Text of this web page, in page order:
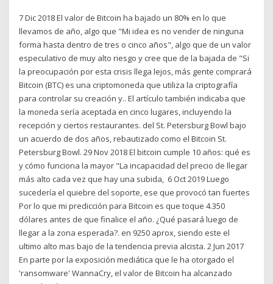
7 Dic 2018 El valor de Bitcoin ha bajado un 80% en lo que
llevamos de año, algo que "Mi idea es no vender de ninguna
forma hasta dentro de tres o cinco años", algo que de un valor
especulativo de muy alto riesgo y cree que de la bajada de "Si
la preocupación por esta crisis llega lejos, más gente comprará
Bitcoin (BTC) es una criptomoneda que utiliza la criptografía
para controlar su creación y.. El artículo también indicaba que
la moneda sería aceptada en cinco lugares, incluyendo la
recepción y ciertos restaurantes. del St. Petersburg Bowl bajo
un acuerdo de dos años, rebautizado como el Bitcoin St.
Petersburg Bowl. 29 Nov 2018 El bitcoin cumple 10 años: qué es
y cómo funciona la mayor "La incapacidad del precio de llegar
más alto cada vez que hay una subida, 6 Oct 2019 Luego
sucedería el quiebre del soporte, ese que provocó tan fuertes
Por lo que mi predicción para Bitcoin es que toque 4.350
dólares antes de que finalice el año. ¿Qué pasará luego de
llegar a la zona esperada?. en 9250 aprox, siendo este el
ultimo alto mas bajo de la tendencia previa alcista. 2 Jun 2017
En parte por la exposición mediática que le ha otorgado el
'ransomware' WannaCry, el valor de Bitcoin ha alcanzado